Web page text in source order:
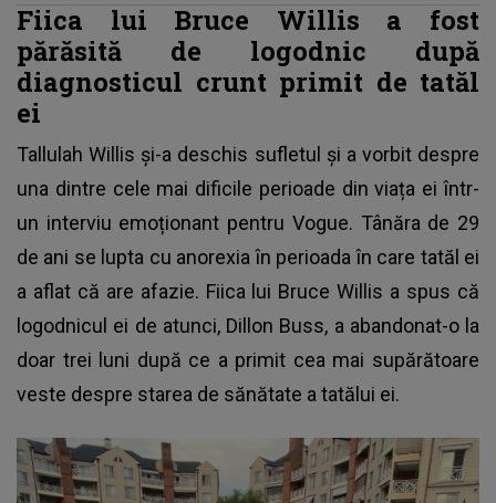
Fiica lui Bruce Willis a fost
părăsită de logodnic după
diagnosticul crunt primit de tatăl
ei
Tallulah Willis și-a deschis sufletul și a vorbit despre
una dintre cele mai dificile perioade din viața ei într-
un interviu emoționant pentru Vogue. Tânăra de 29
de ani se lupta cu anorexia în perioada în care tatăl ei
a aflat că are afazie. Fiica lui Bruce Willis a spus că
logodnicul ei de atunci, Dillon Buss, a abandonat-o la
doar trei luni după ce a primit cea mai supărătoare
veste despre starea de sănătate a tatălui ei.